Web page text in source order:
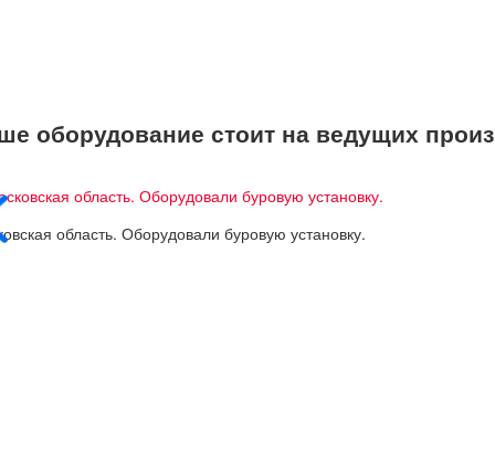
оборудование стоит на ведущих
область. Оборудовали буровую установку.